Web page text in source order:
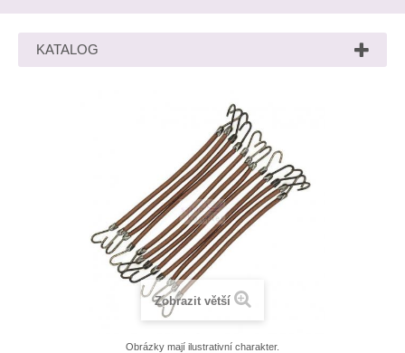
KATALOG
Zobrazit větší
Obrázky mají ilustrativní charakter.